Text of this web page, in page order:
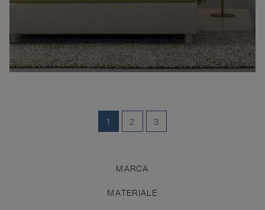
MARCA
MATERIALE
1 2 3